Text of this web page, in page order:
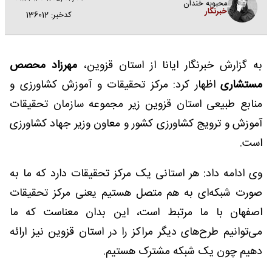
محبوبه خندان
خبرنگار
کدخبر: 136012
به گزارش خبرنگار ایانا از استان قزوین، مهرزاد محصص
مستشاریاظهار کرد: مرکز تحقیقات و آموزش کشاورزی و
منابع طبیعی استان قزوین زیر مجموعه سازمان تحقیقات
آموزش و ترویج کشاورزی کشور و معاون وزیر جهاد کشاورزی
است.
وی ادامه داد: هر استانی یک مرکز تحقیقات دارد که ما به
صورت شبکه‌ای به هم متصل هستیم یعنی مرکز تحقیقات
اصفهان با ما مرتبط است، این بدان معناست که ما
می‌توانیم طرح‌های دیگر مراکز را در استان قزوین نیز ارائه
دهیم چون یک شبکه مشترک هستیم.